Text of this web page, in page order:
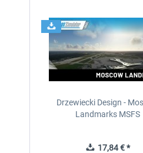
Drzewiecki Design -
Landmarks MSFS
17,84 € *